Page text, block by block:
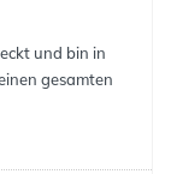
und bin in
gesamten